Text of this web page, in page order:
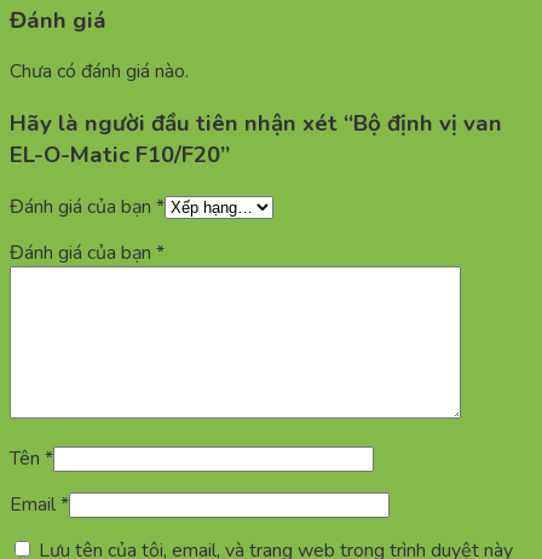
Đánh giá
Chưa có đánh giá nào.
Hãy là người đầu tiên nhận xét “Bộ định vị van
EL-O-Matic F10/F20”
Đánh giá của bạn *
Đánh giá của bạn *
Tên *
Email*
Lưu tên của tôi, email, và trang web trong trình duyệt này